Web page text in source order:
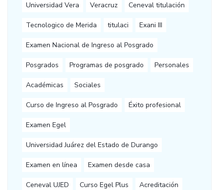
Universidad Vera Veracruz Ceneval titulación
Tecnologico de Merida titulaci Exani III
Examen Nacional de Ingreso al Posgrado
Posgrados Programas de posgrado Personales
Académicas Sociales
Curso de Ingreso al Posgrado Éxito profesional
Examen Egel
Universidad Juárez del Estado de Durango
Examen en línea Examen desde casa
Ceneval UJED Curso Egel Plus Acreditación